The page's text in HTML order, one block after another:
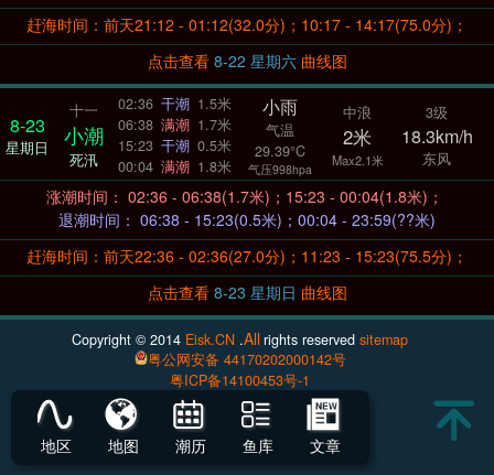
赶海时间：前天21:12 - 01:12(32.0分)；10:17 - 14:17(75.0分)；
点击查看
8-22 星期六 曲线图
8-23
星期日
十一
小潮
死汛
02:36 干潮 1.5米
06:38 满潮 1.7米
15:23 干潮 0.5米
00:04 满潮 1.8米
小雨
气温
29.39°C
气压998hpa
中浪
2米
Max2.1米
3级
18.3km/h
东风
涨潮时间： 02:36 - 06:38(1.7米)；15:23 - 00:04(1.8米)；
退潮时间： 06:38 - 15:23(0.5米)；00:04 - 23:59(??米)
赶海时间：前天22:36 - 02:36(27.0分)；11:23 - 15:23(75.5分)；
点击查看
8-23 星期日 曲线图
Copyright © 2014 Eisk.CN .Allrights reservedsitemap
粤公网安备 44170202000142号
粤ICP备14100453号-1
地区 地图 潮历 鱼库 文章